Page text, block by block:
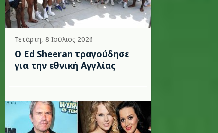
Τετάρτη, 8 Ιούλιος 2026
Ο Ed Sheeran τραγούδησε
για την εθνική Αγγλίας